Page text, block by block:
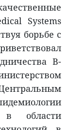
Systems
борьбе с
B-
в области